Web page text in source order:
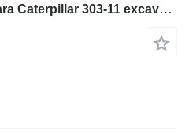
AGN901491 generador para Caterpillar 303-11 excavadora